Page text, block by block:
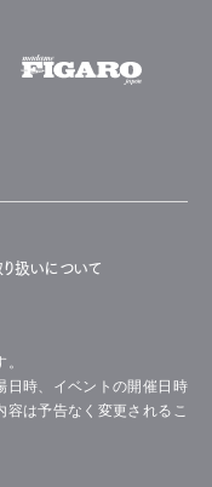
扱いについて
時、イベントの開催日時
は予告なく変更されるこ